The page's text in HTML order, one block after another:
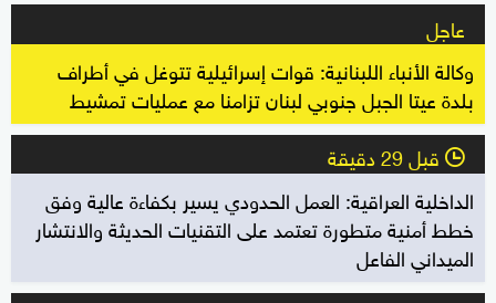
عاجل
وكالة الأنباء اللبنانية: قوات إسرائيلية تتوغل في أطراف
بلدة عيتا الجبل جنوبي لبنان تزامنا مع عمليات تمشيط
l قبل 29 دقيقة
الداخلية العراقية: العمل الحدودي يسير بكفاءة عالية وفق
خطط أمنية متطورة تعتمد على التقنيات الحديثة والانتشار
الميداني الفاعل